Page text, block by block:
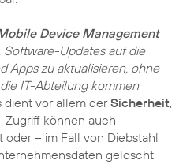
Device Management
Updates auf die
Apps zu aktualisieren, ohne
IT-Abteilung kommen
dient vor allem derSicherheit,
können auch
– im Fall von Diebstahl
gelöscht